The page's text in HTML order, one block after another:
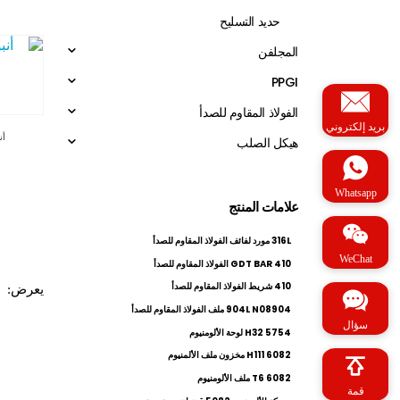
يعرض:
حديد التسليح
المجلفن
PPGI
الفولاذ المقاوم للصدأ
هيكل الصلب
علامات المنتج
316L مورد لفائف الفولاذ المقاوم للصدأ
410 GDT BAR الفولاذ المقاوم للصدأ
410 شريط الفولاذ المقاوم للصدأ
904L N08904 ملف الفولاذ المقاوم للصدأ
5754 H32 لوحة الألومنيوم
6082 H111 مخزون ملف الألمنيوم
6082 T6 ملف الألومنيوم
بريد إلكتروني
Whatsapp
WeChat
سؤال
قمة